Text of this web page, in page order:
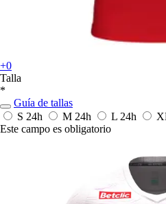
+0
Talla
*
Guía de tallas
S 24h M 24h L 24h
Este campo es obligatorio